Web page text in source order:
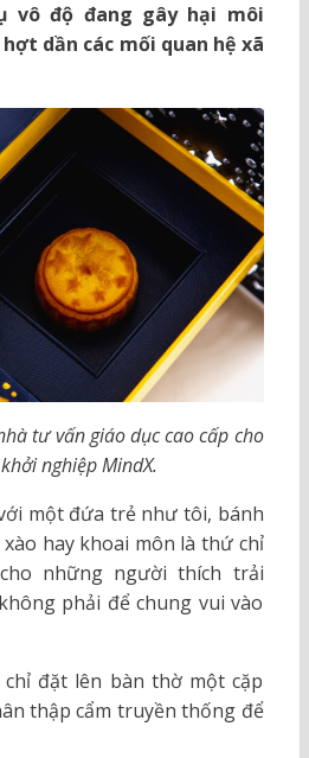
vô độ đang gây hại môi
dần các mối quan hệ xã
tư vấn giáo dục cao cấp cho
nghiệp MindX.
một đứa trẻ như tôi, bánh
hay khoai môn là thứ chỉ
những người thích trải
phải để chung vui vào
đặt lên bàn thờ một cặp
thập cẩm truyền thống để